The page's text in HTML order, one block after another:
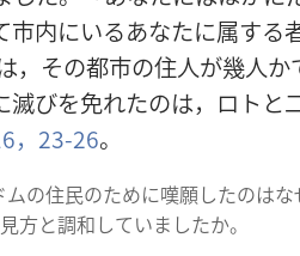
市内にいるあなたに属する
，その都市の住人が幾人
滅びを免れたのは，ロト
， 23-26。
の住民のために嘆願したのは
方と調和していましたか。